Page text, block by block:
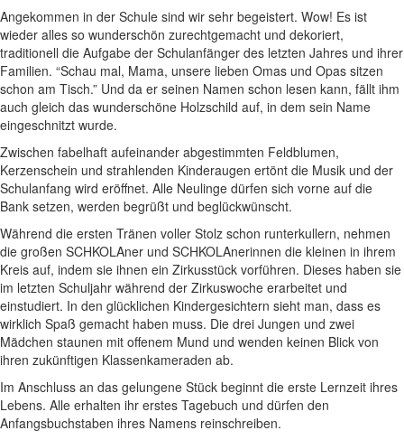
Angekommen in der Schule sind wir sehr begeistert. Wow! Es ist
wieder alles so wunderschön zurechtgemacht und dekoriert,
traditionell die Aufgabe der Schulanfänger des letzten Jahres und ihrer
Familien. “Schau mal, Mama, unsere lieben Omas und Opas sitzen
schon am Tisch.” Und da er seinen Namen schon lesen kann, fällt ihm
auch gleich das wunderschöne Holzschild auf, in dem sein Name
eingeschnitzt wurde.
Zwischen fabelhaft aufeinander abgestimmten Feldblumen,
Kerzenschein und strahlenden Kinderaugen ertönt die Musik und der
Schulanfang wird eröffnet. Alle Neulinge dürfen sich vorne auf die
Bank setzen, werden begrüßt und beglückwünscht.
Während die ersten Tränen voller Stolz schon runterkullern, nehmen
die großen SCHKOLAner und SCHKOLAnerinnen die kleinen in ihrem
Kreis auf, indem sie ihnen ein Zirkusstück vorführen. Dieses haben sie
im letzten Schuljahr während der Zirkuswoche erarbeitet und
einstudiert. In den glücklichen Kindergesichtern sieht man, dass es
wirklich Spaß gemacht haben muss. Die drei Jungen und zwei
Mädchen staunen mit offenem Mund und wenden keinen Blick von
ihren zukünftigen Klassenkameraden ab.
Im Anschluss an das gelungene Stück beginnt die erste Lernzeit ihres
Lebens. Alle erhalten ihr erstes Tagebuch und dürfen den
Anfangsbuchstaben ihres Namens reinschreiben.